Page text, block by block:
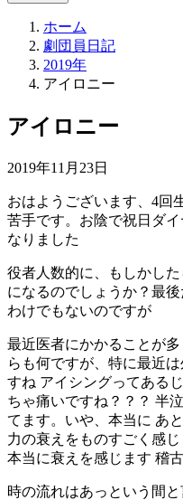
ホーム
劇団員日記
2019年
アイロニー
アイロニー
2019年11月23日
おはようございます、4回
苦手です。お陰で祝日ダ
なりました
役者人数的に、もしかし
になるのでしょうか？最
わけでもないのですが
最近医者にかかることが
らも何ですが、特に最近
すね アイシングってある
ちゃ痛いですね？？？ 半
てます。いや、本当に あ
力の衰えをものすごく感
本当に衰えを感じます 稽
時の流れはあっという間